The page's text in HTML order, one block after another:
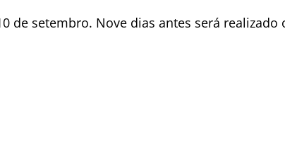
de setembro. Nove dias antes será realizado